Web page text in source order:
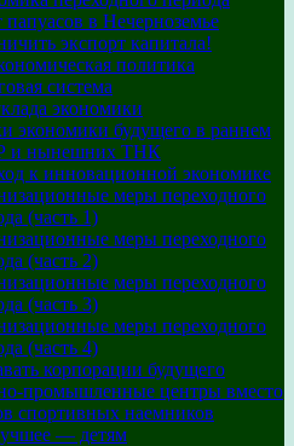
в Нечерноземье
экспорт капитала!
политика
система
экономики
экономики будущего в раннем
и нынешних ТНК
к инновационной экономике
меры переходного
(часть 1)
меры переходного
(часть 2)
меры переходного
(часть 3)
меры переходного
(часть 4)
корпорации будущего
промышленные центры вместо
спортивных наемников
— детям